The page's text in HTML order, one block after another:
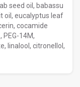
seed oil, babassu
oil, eucalyptus leaf
cocamide
PEG-14M,
linalool, citronellol,